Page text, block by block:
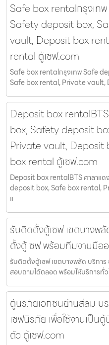
Safe box rentalกรุงเท
Safety deposit box,
vault, Deposit box
rental ตู้เซฟ.com
Safe box rentalกรุงเทพ Safe
Safe box rental, Private vault,
Deposit box
box, Safety deposit
Private vault, Deposit
box rental ตู้เซฟ.com
Deposit box rentalBTS ศาลาแ
deposit box, Safe box rental,
แ
รับติดตั้งตู้เซฟ เขตบางพ
ตั้งตู้เซฟ พร้อมทีมงานมือ
รับติดตั้งตู้เซฟ เขตบางพลัด บริกา
สอบถามได้ตลอด พร้อมให้บริการทั่
ตู้นิรภัยเอกชนย่านสีลม บ
เซฟนิรภัย เพื่อใช้งานเป็น
ตัว ตู้เซฟ.com